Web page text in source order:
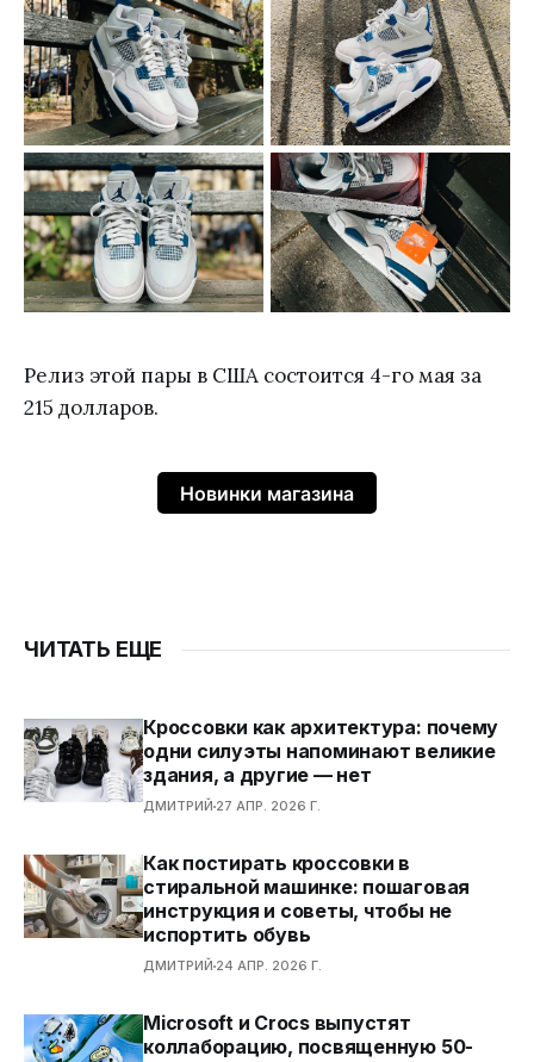
Релиз этой пары в США состоится 4-го мая за
215 долларов.
Новинки магазина
ЧИТАТЬ ЕЩЕ
Кроссовки как архитектура: почему
одни силуэты напоминают великие
здания, а другие — нет
ДМИТРИЙ 27 АПР. 2026 Г.
Как постирать кроссовки в
стиральной машинке: пошаговая
инструкция и советы, чтобы не
испортить обувь
ДМИТРИЙ 24 АПР. 2026 Г.
Microsoft и Crocs выпустят
коллаборацию, посвященную 50-